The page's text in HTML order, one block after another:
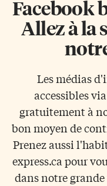
Facebook
Allez à la
Les médias
accessibles
gratuitement à
bon moyen de
Prenez aussi
express.ca pour
dans notre